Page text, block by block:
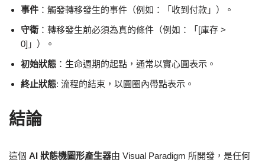
事件 ：觸發轉移發生的事件（例如：「收到付款」）。
守衛 ：轉移發生前必須為真的條件（例如：「[庫存 >
0]」）。
初始狀態 ：生命週期的起點，通常以實心圓表示。
終止狀態: 流程的結束，以圓圈內帶點表示。
結論
這個 AI 狀態機圖形產生器由 Visual Paradigm 所開發，是任何